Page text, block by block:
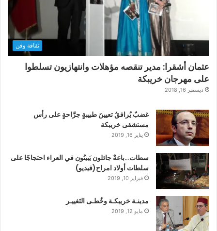
ثقافة وفن
عثمان أشقرا: مدير تنقصه مؤهلات وانتهازيون تسلطوا
على مهرجان خريبكة
ديسمبر 16, 2018
غضبٌ يُرافقُ تعيينَ طبيبةٍ جرَّاحةٍ على رأس
مستشفى خريبكة
يناير 16, 2019
سطات…باعةٌ جائلون يَبيتُون في العراء احتجاجًا على
سلطات أولاد امراح(فيديو)
فبراير 10, 2019
مدينـة خريبكـة وخُطـى التَغييـر
مايو 12, 2019